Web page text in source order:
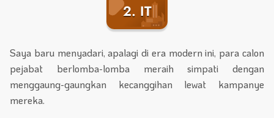
2. IT
Saya baru menyadari, apalagi di era modern ini, para calon
pejabat berlomba-lomba meraih simpati dengan
menggaung-gaungkan kecanggihan lewat kampanye
mereka.